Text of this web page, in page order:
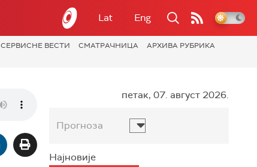
Lat Eng
СЕРВИСНЕ ВЕСТИ СМАТРАЧНИЦА
АРХИВА РУБРИКА
петак, 07. август 2026.
Прогноза
Најновије